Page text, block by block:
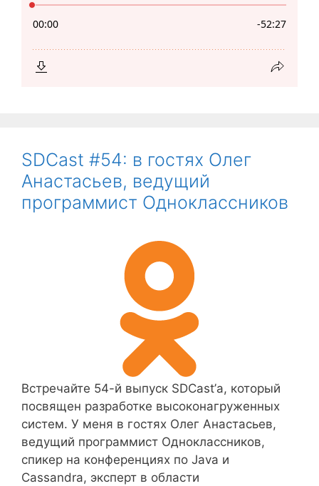
SDCast #54: в гостях Олег
Анастасьев, ведущий
программист Одноклассников
Встречайте 54-й выпуск SDCast’а, который
посвящен разработке высоконагруженных
систем. У меня в гостях Олег Анастасьев,
ведущий программист Одноклассников,
спикер на конференциях по Java и
Cassandra, эксперт в области